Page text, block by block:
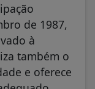
de 1987,
à
também o
e oferece